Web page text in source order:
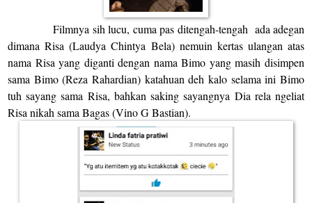
Filmnya sih lucu, cuma pas ditengah-tengah ada adegan
dimana Risa (Laudya Chintya Bela) nemuin kertas ulangan atas
nama Risa yang diganti dengan nama Bimo yang masih disimpen
sama Bimo (Reza Rahardian) katahuan deh kalo selama ini Bimo
tuh sayang sama Risa, bahkan saking sayangnya Dia rela ngeliat
Risa nikah sama Bagas (Vino G Bastian).